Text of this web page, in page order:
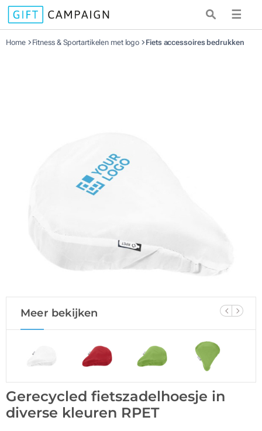
☰
Home Fitness & Sportartikelen met logo Fiets accessoires bedrukken
Meer bekijken
Gerecycled fietszadelhoesje in
diverse kleuren RPET